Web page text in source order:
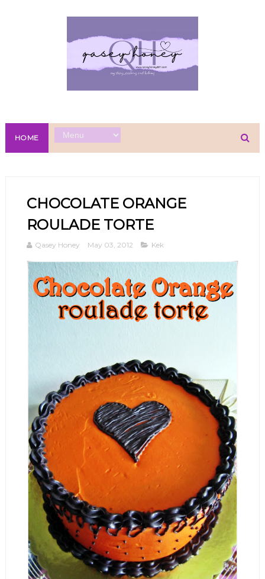
HOME
CHOCOLATE ORANGE
ROULADE TORTE
Qasey Honey May 03, 2012 Kek